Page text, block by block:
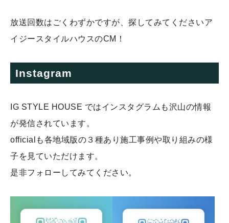
放送回数はごくわずかですが、探してみてくださいア
イジースタイルハウスのCM！
Instagram
IG STYLE HOUSE ではインスタグラムも沢山の情報
が発信されています。
officialも各地域版の３種あり施工事例や取り組みの様
子を見ていただけます。
是非フォローしてみてください。